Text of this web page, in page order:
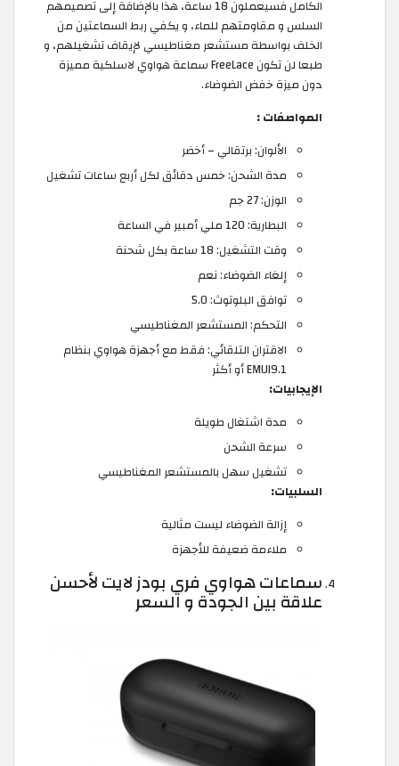
الكامل فسيعملون 18 ساعة، هذا بالإضافة إلى تصميمهم
السلس و مقاومتهم للماء، و يكفي ربط السماعتين من
الخلف بواسطة مستشعر مغناطيسي لإيقاف تشغيلهم، و
طبعا لن تكون FreeLace سماعة هواوي لاسلكية مميزة
دون ميزة خفض الضوضاء.
المواصفات :
الألوان: برتقالي – أخضر
مدة الشحن: خمس دقائق لكل أربع ساعات تشغيل
الوزن: 27 جم
البطارية: 120 ملي أمبير في الساعة
وقت التشغيل: 18 ساعة بكل شحنة
إلغاء الضوضاء: نعم
توافق البلوتوث: 5.0
التحكم: المستشعر المغناطيسي
الاقتران التلقائي: فقط مع أجهزة هواوي بنظام
EMUI9.1 أو أكثر
الإيجابيات:
مدة اشتغال طويلة
سرعة الشحن
تشغيل سهل بالمستشعر المغناطيسي
السلبيات:
إزالة الضوضاء ليست مثالية
ملاءمة ضعيفة للأجهزة
سماعات هواوي فري بودز لايت لأحسن
علاقة بين الجودة و السعر